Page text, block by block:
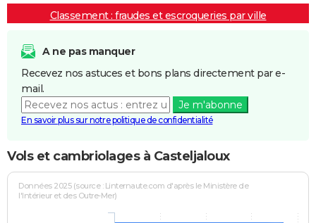
Classement : fraudes et escroqueries par ville
A ne pas manquer
Recevez nos astuces et bons plans directement par e-
mail.
Je m'abonne
En savoir plus sur notre politique de confidentialité
Vols et cambriolages à Casteljaloux
Données 2025 (source : Linternaute.com d'après le Ministère de
l'Intérieur et des Outre-Mer)